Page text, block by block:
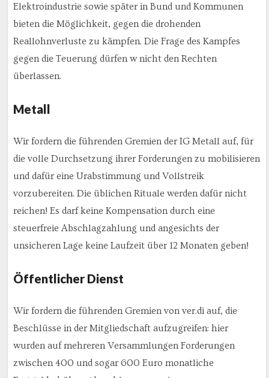
Elektroindustrie sowie später in Bund und Kommunen
bieten die Möglichkeit, gegen die drohenden
Reallohnverluste zu kämpfen. Die Frage des Kampfes
gegen die Teuerung dürfen w nicht den Rechten
überlassen.
Metall
Wir fordern die führenden Gremien der IG Metall auf, für
die volle Durchsetzung ihrer Forderungen zu mobilisieren
und dafür eine Urabstimmung und Vollstreik
vorzubereiten. Die üblichen Rituale werden dafür nicht
reichen! Es darf keine Kompensation durch eine
steuerfreie Abschlagzahlung und angesichts der
unsicheren Lage keine Laufzeit über 12 Monaten geben!
Öffentlicher Dienst
Wir fordern die führenden Gremien von ver.di auf, die
Beschlüsse in der Mitgliedschaft aufzugreifen: hier
wurden auf mehreren Versammlungen Forderungen
zwischen 400 und sogar 600 Euro monatliche